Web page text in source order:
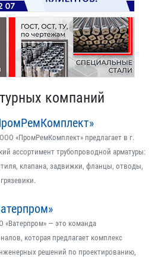
компаний
«ПромРемКомплект» предлагает в г.
ассортимент трубопроводной арматуры:
клапана, задвижки, фланцы, отводы,
«Ватерпром» — это команда
которая предлагает комплекс
решений по проектированию,